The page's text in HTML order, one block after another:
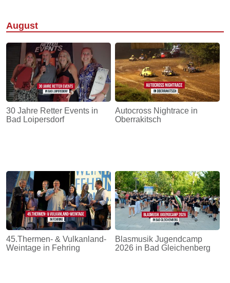
August
30 Jahre Retter Events in
Bad Loipersdorf
Autocross Nightrace in
Oberrakitsch
45.Thermen- & Vulkanland-
Weintage in Fehring
Blasmusik Jugendcamp
2026 in Bad Gleichenberg